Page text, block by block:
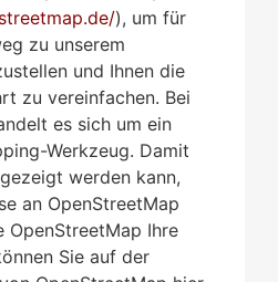
), um für
zu unserem
und Ihnen die
zu vereinfachen. Bei
es sich um ein
Werkzeug. Damit
werden kann,
an OpenStreetMap
OpenStreetMap Ihre
Sie auf der